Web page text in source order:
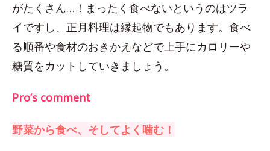
がたくさん…！まったく食べないというのはツラ
イですし、正月料理は縁起物でもあります。食べ
る順番や食材のおきかえなどで上手にカロリーや
糖質をカットしていきましょう。
Pro’s comment
野菜から食べ、そしてよく噛む！